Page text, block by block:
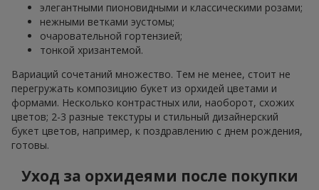
элегантными пионовидными и классическими розами;
нежными ветками эустомы;
очаровательной гортензией;
тонкой хризантемой.
Вариаций сочетаний множество. Тем не менее, стоит не
перегружать композицию букет из орхидей цветами и
формами. Несколько контрастных или, наоборот, схожих
цветов; 2-3 разные текстуры и стильный дизайнерский
букет цветов, например, к поздравлению с днем рождения,
готовы.
Уход за орхидеями после покупки